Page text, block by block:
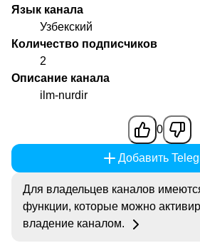
Язык канала
Узбекский
Количество подписчиков
2
Описание канала
ilm-nurdir
0
Добавить
Для владельцев каналов
функции, которые можно
владение каналом.